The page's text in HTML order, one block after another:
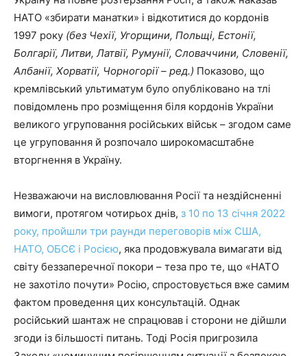
НАТО «збирати манатки» і відкотитися до кордонів
1997 року (без Чехії, Угорщини, Польщі, Естонії,
Болгарії, Литви, Латвії, Румунії, Словаччини, Словенії,
Албанії, Хорватії, Чорногорії – ред.) Показово, що
кремлівський ультиматум було опубліковано на тлі
повідомлень про розміщення біля кордонів України
великого угруповання російських військ – згодом саме
це угруповання й розпочало широкомасштабне
вторгнення в Україну.
Незважаючи на висловлювання Росії та нездійсненні
вимоги, протягом чотирьох днів, з 10 по 13 січня 2022
року, пройшли три раунди переговорів між США,
НАТО, ОБСЄ і Росією, яка продовжувала вимагати від
світу беззаперечної покори – теза про те, що «НАТО
не захотіло почути» Росію, спростовується вже самим
фактом проведення цих консультацій. Однак
російський шантаж не спрацював і сторони не дійшли
згоди із більшості питань. Тоді Росія пригрозила